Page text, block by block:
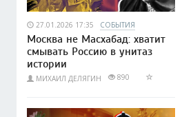
27.01.2026 17:35 СОБЫТИЯ
Москва не Масхабад: хватит
смывать Россию в унитаз
истории
МИХАИЛ ДЕЛЯГИН 890